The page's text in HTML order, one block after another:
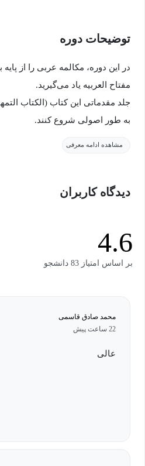
توضیحات دوره
در این دوره، مکالمه عربی را از
مفتاح العربیه یاد می‌گیرید.
جلد مقدماتی این کتاب (الکتاب
به طور اصولی شروع کنند.
شنیداری خود را تقویت کنید.
پیشنهاد می‌شود فایل‌های صوتی را
همچنین پیشنهاد می‌شود هم‌یاری
تثبیت آموزه‌هایتان تأثیر بسیاری دارد.
مشاهده ادامه معرفی
دیدگاه کاربران
4.6
بر اساس امتیاز 83 دانشجو
محمد صادق قاسمی
22 ساعت پیش
عالی